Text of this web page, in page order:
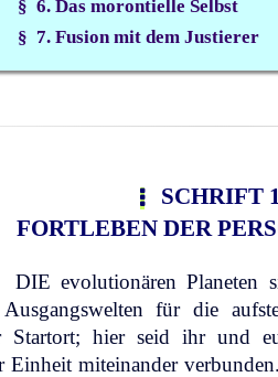
§ 6. Das morontielle Selbst
§ 7. Fusion mit dem Justierer
SCHRIFT
FORTLEBEN DER
DIE evolutionären Planeten
für die
Startort; hier seid ihr und
Einheit miteinander